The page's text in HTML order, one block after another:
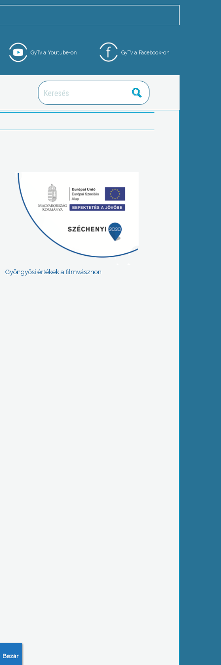
GyTv a Facebook-on
GyTv a Youtube-on
Gyöngyösi értékek a filmvásznon